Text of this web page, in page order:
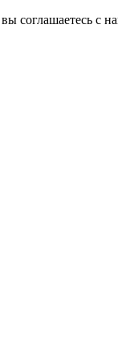
соглашаетесь с